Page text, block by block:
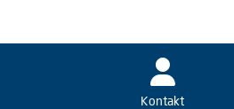
Kontakt